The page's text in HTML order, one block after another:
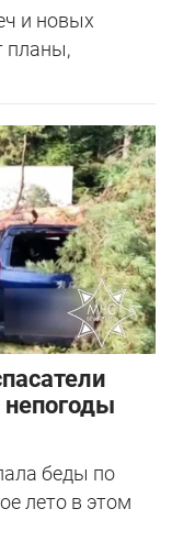
и новых
планы,
беды по
лето в этом